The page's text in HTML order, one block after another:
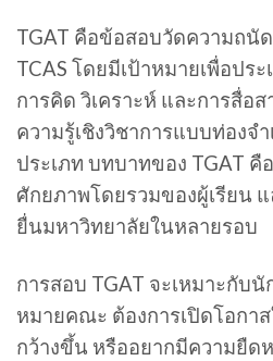
TGAT คือข้อสอบวัดความถนั
TCAS โดยมีเป้าหมายเพื่อปร
การคิด วิเคราะห์ และการสื่อ
ความรู้เชิงวิชาการแบบท่องจ
ประเภท บทบาทของ TGAT คื
ศักยภาพโดยรวมของผู้เรียน แ
ยื่นมหาวิทยาลัยในหลายรอบ
การสอบ TGAT จะเหมาะกับนั
หมายคณะ ต้องการเปิดโอกา
กว้างขึ้น หรืออยากมีความยืด